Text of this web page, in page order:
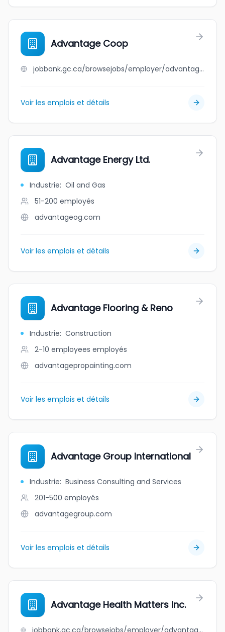
Advantage Coop
jobbank.gc.ca/browsejobs/employer/advantage+coop/ca
Voir les emplois et détails
Advantage Energy Ltd.
Industrie: Oil and Gas
51-200 employés
advantageog.com
Voir les emplois et détails
Advantage Flooring & Reno
Industrie: Construction
2-10 employees employés
advantagepropainting.com
Voir les emplois et détails
Advantage Group International
Industrie: Business Consulting and Services
201-500 employés
advantagegroup.com
Voir les emplois et détails
Advantage Health Matters Inc.
jobbank.gc.ca/browsejobs/employer/advantage+health+matters+inc./ca